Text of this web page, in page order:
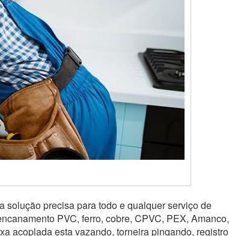
solução precisa para todo e qualquer serviço de
PVC, ferro, cobre, CPVC, PEX, Amanco,
acoplada esta vazando, torneira pingando, registro